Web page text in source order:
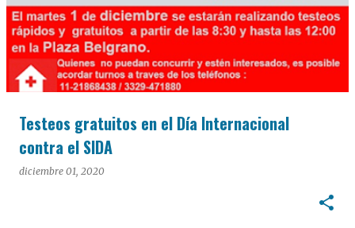
Testeos gratuitos en el Día Internacional
contra el SIDA
diciembre 01, 2020